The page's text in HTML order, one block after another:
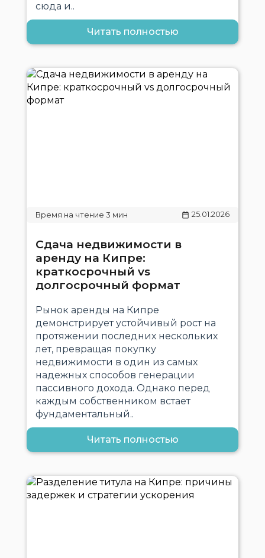
сюда и..
Читать полностью
25.01.2026
Сдача недвижимости в
аренду на Кипре:
краткосрочный vs
долгосрочный формат
Рынок аренды на Кипре
демонстрирует устойчивый рост на
протяжении последних нескольких
лет, превращая покупку
недвижимости в один из самых
надежных способов генерации
пассивного дохода. Однако перед
каждым собственником встает
фундаментальный..
Читать полностью